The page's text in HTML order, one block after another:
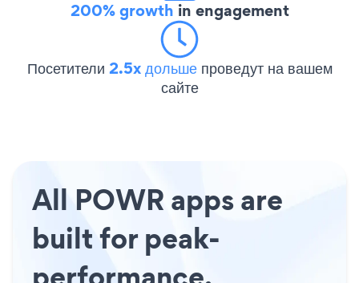
200% growth in engagement
Посетители 2.5x дольше проведут на вашем
сайте
All POWR apps are
built for peak-